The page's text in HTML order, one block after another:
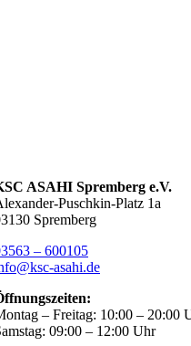
ASAHI Spremberg e.V.
Puschkin-Platz 1a
Spremberg
– 600105
asahi.de
– Freitag: 10:00 – 20:00
09:00 – 12:00 Uhr